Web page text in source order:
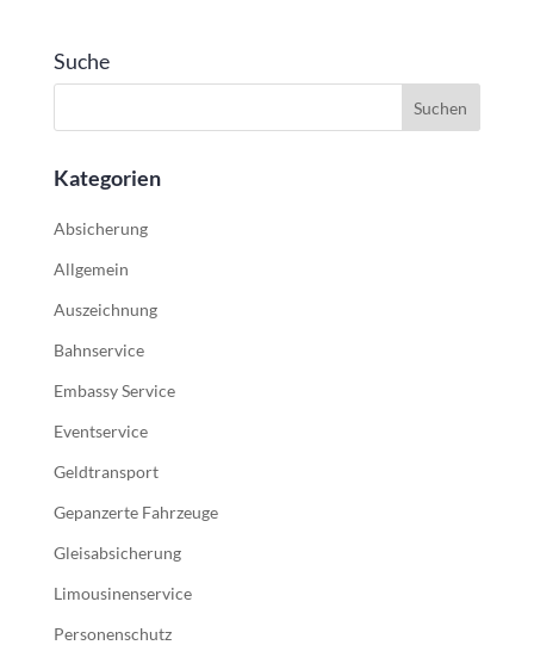
Suche
Kategorien
Absicherung
Allgemein
Auszeichnung
Bahnservice
Embassy Service
Eventservice
Geldtransport
Gepanzerte Fahrzeuge
Gleisabsicherung
Limousinenservice
Personenschutz